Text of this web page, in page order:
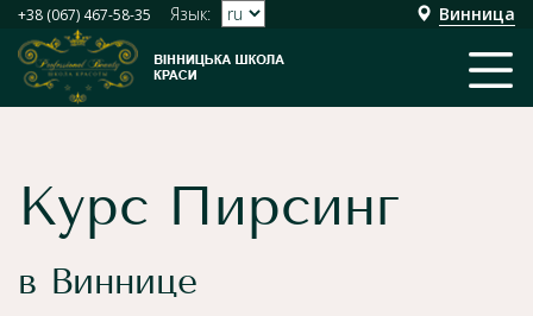
+38 (067) 467-58-35 Язык: Винница
Курс Пирсинг
в Виннице